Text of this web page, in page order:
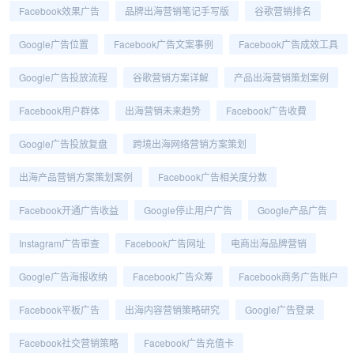
Facebook效果广告 品牌出海营销笔记手写版 谷歌营销排名
Google广告位置 Facebook广告文案事例 Facebook广告成效工具
Google广告投放流程 谷歌营销方案详解 产品出海营销策划案例
Facebook用户群体 出海营销未来趋势 Facebook广告收費
Google广告投放复盘 跨境出海网络营销方案策划
出海产品营销方案策划案例 Facebook广告相关度分数
Facebook开通广告收益 Google停止用户广告 Google产品广告
Instagram广告审查 Facebook广告网址 电商出海品牌营销
Google广告海报收纳 Facebook广告众筹 Facebook商务广告账户
Facebook平板广告 出海内容营销策略研究 Google广告登录
Facebook社交营销策略 Facebook广告充值卡